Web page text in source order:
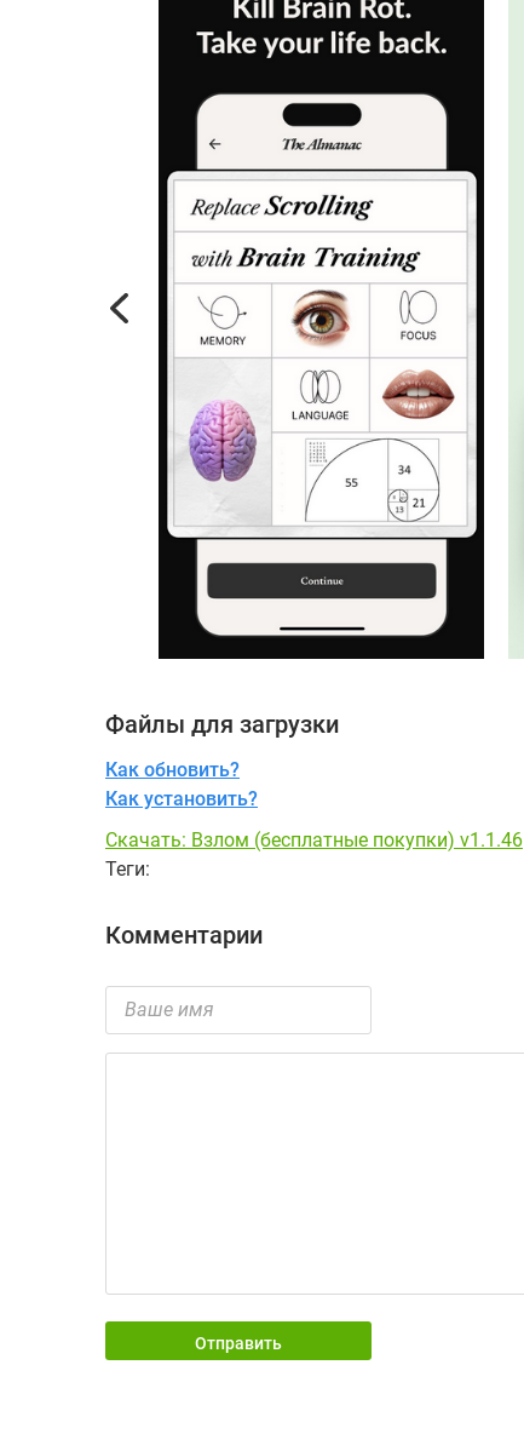
Previous
Файлы для загрузки
Как обновить?
Как установить?
Скачать: Взлом (бесплатные покупки) v1.1.46
Теги:
Комментарии
Отправить